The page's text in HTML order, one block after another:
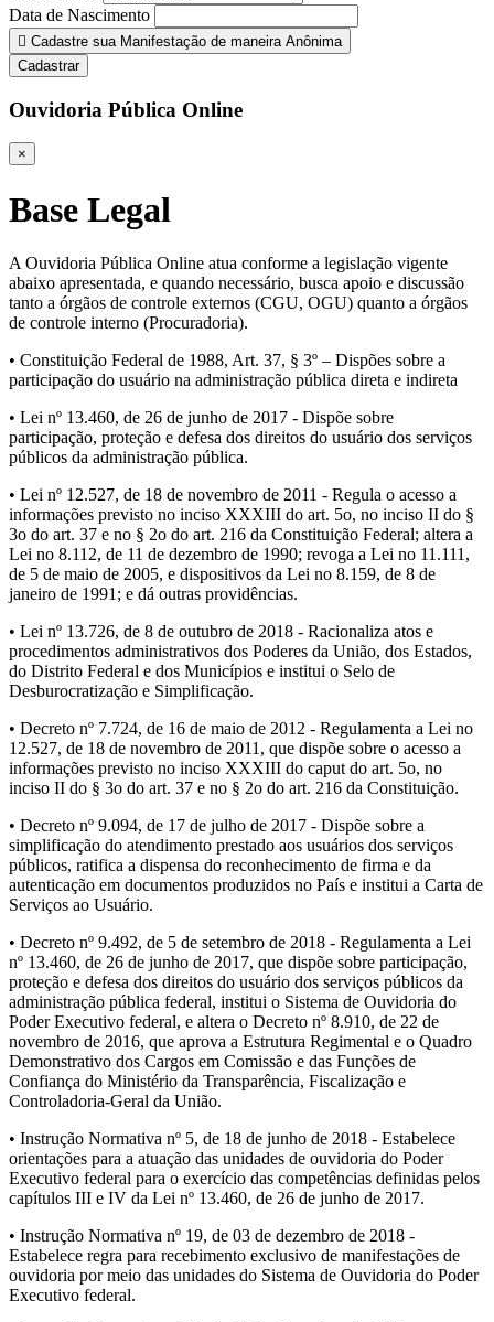
Data de Nascimento
Cadastre sua Manifestação de maneira Anônima
Cadastrar
Ouvidoria Pública Online
×
Base Legal
A Ouvidoria Pública Online atua conforme a legislação vigente
abaixo apresentada, e quando necessário, busca apoio e discussão
tanto a órgãos de controle externos (CGU, OGU) quanto a órgãos
de controle interno (Procuradoria).
• Constituição Federal de 1988, Art. 37, § 3º – Dispões sobre a
participação do usuário na administração pública direta e indireta
• Lei nº 13.460, de 26 de junho de 2017 - Dispõe sobre
participação, proteção e defesa dos direitos do usuário dos serviços
públicos da administração pública.
• Lei nº 12.527, de 18 de novembro de 2011 - Regula o acesso a
informações previsto no inciso XXXIII do art. 5o, no inciso II do §
3o do art. 37 e no § 2o do art. 216 da Constituição Federal; altera a
Lei no 8.112, de 11 de dezembro de 1990; revoga a Lei no 11.111,
de 5 de maio de 2005, e dispositivos da Lei no 8.159, de 8 de
janeiro de 1991; e dá outras providências.
• Lei nº 13.726, de 8 de outubro de 2018 - Racionaliza atos e
procedimentos administrativos dos Poderes da União, dos Estados,
do Distrito Federal e dos Municípios e institui o Selo de
Desburocratização e Simplificação.
• Decreto nº 7.724, de 16 de maio de 2012 - Regulamenta a Lei no
12.527, de 18 de novembro de 2011, que dispõe sobre o acesso a
informações previsto no inciso XXXIII do caput do art. 5o, no
inciso II do § 3o do art. 37 e no § 2o do art. 216 da Constituição.
• Decreto nº 9.094, de 17 de julho de 2017 - Dispõe sobre a
simplificação do atendimento prestado aos usuários dos serviços
públicos, ratifica a dispensa do reconhecimento de firma e da
autenticação em documentos produzidos no País e institui a Carta de
Serviços ao Usuário.
• Decreto nº 9.492, de 5 de setembro de 2018 - Regulamenta a Lei
nº 13.460, de 26 de junho de 2017, que dispõe sobre participação,
proteção e defesa dos direitos do usuário dos serviços públicos da
administração pública federal, institui o Sistema de Ouvidoria do
Poder Executivo federal, e altera o Decreto nº 8.910, de 22 de
novembro de 2016, que aprova a Estrutura Regimental e o Quadro
Demonstrativo dos Cargos em Comissão e das Funções de
Confiança do Ministério da Transparência, Fiscalização e
Controladoria-Geral da União.
• Instrução Normativa nº 5, de 18 de junho de 2018 - Estabelece
orientações para a atuação das unidades de ouvidoria do Poder
Executivo federal para o exercício das competências definidas pelos
capítulos III e IV da Lei nº 13.460, de 26 de junho de 2017.
• Instrução Normativa nº 19, de 03 de dezembro de 2018 -
Estabelece regra para recebimento exclusivo de manifestações de
ouvidoria por meio das unidades do Sistema de Ouvidoria do Poder
Executivo federal.